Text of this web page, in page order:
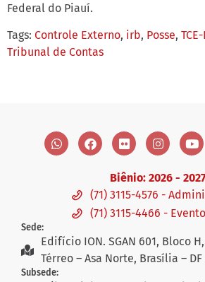
Federal do Piauí.
Tags: Controle Externo, irb, Posse,
Tribunal de Contas
Biênio: 2026 - 2027
(71) 3115-4576 -
(71) 3115-4466 -
Sede:
Edifício ION. SGAN 601, Bloco
Térreo – Asa Norte, Brasília – DF
Subsede: